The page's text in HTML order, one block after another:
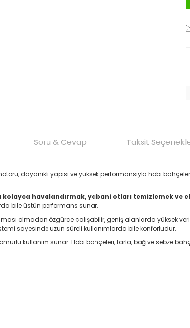
Soru & Cevap Taksit
dayanıklı yapısı ve yüksek performansıyla hobi
kolayca havalandırmak, yabani otları temizlemek ve
bile üstün performans sunar.
olmadan özgürce çalışabilir, geniş alanlarda yüksek
sayesinde uzun süreli kullanımlarda bile konforludur.
kullanım sunar. Hobi bahçeleri, tarla, bağ ve sebze